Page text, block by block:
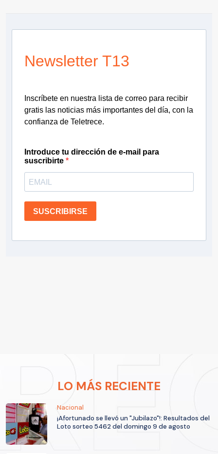
Newsletter T13
Inscríbete en nuestra lista de correo para recibir
gratis las noticias más importantes del día, con la
confianza de Teletrece.
Introduce tu dirección de e-mail para
suscribirte
SUSCRIBIRSE
LO MÁS RECIENTE
Nacional
¡Afortunado se llevó un "Jubilazo"!: Resultados del
Loto sorteo 5462 del domingo 9 de agosto